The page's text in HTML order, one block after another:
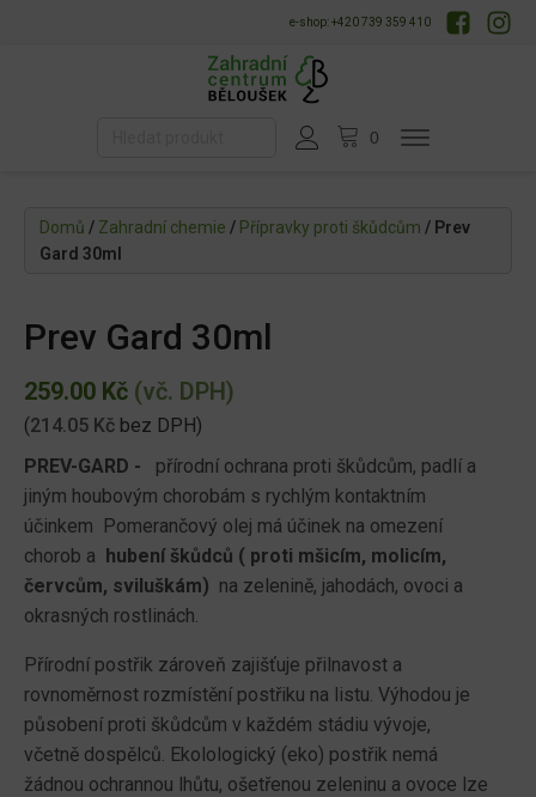
e-shop: +420 739 359 410
Domů / Zahradní chemie / Přípravky proti škůdcům / Prev
Gard 30ml
Prev Gard 30ml
259.00 Kč (vč. DPH)
(214.05 Kč bez DPH)
PREV-GARD - přírodní ochrana proti škůdcům, padlí a
jiným houbovým chorobám s rychlým kontaktním
účinkem
Pomerančový olej má účinek na omezení
chorob a
hubení škůdců ( proti mšicím, molicím,
červcům, sviluškám) na zelenině, jahodách, ovoci a
okrasných rostlinách.
Přírodní postřik zároveň zajišťuje přilnavost a
rovnoměrnost rozmístění postřiku na listu. Výhodou je
působení proti škůdcům v každém stádiu vývoje,
včetně dospělců. Ekolologický (eko) postřik nemá
žádnou ochrannou lhůtu, ošetřenou zeleninu a ovoce lze